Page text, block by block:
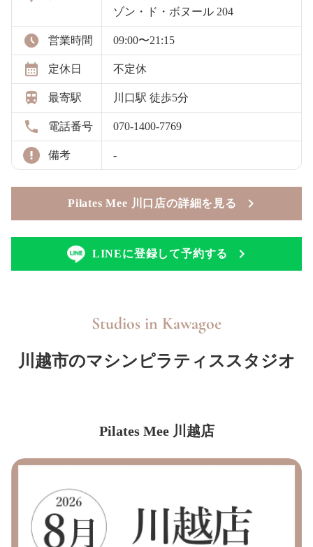
ゾン・ド・ボヌール 204
営業時間 09:00〜21:15
定休日 不定休
最寄駅 川口駅 徒歩5分
電話番号 070-1400-7769
備考 -
Pilates Mee 川口店の詳細を見る
LINEに登録して予約する
Studios in Kawagoe
川越市のマシンピラティススタジオ
Pilates Mee 川越店